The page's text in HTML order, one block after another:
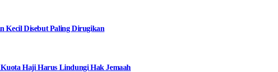
Kecil Disebut Paling Dirugikan
Haji Harus Lindungi Hak Jemaah